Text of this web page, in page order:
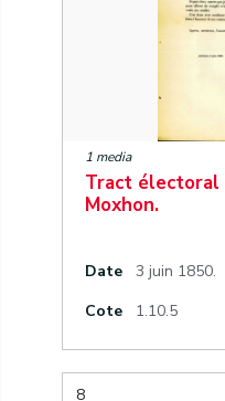
1 media
Tract électoral
Moxhon.
Date
3 juin 1850.
Cote
1.10.5
8